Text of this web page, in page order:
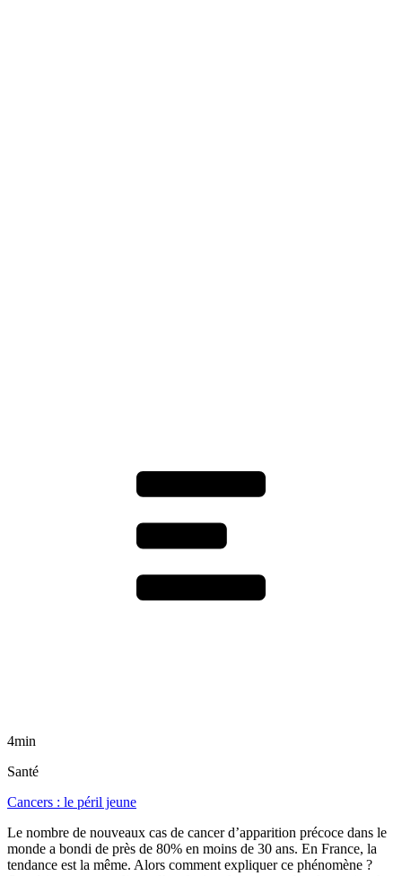
4min
Santé
Cancers : le péril jeune
Le nombre de nouveaux cas de cancer d’apparition précoce dans le
monde a bondi de près de 80% en moins de 30 ans. En France, la
tendance est la même. Alors comment expliquer ce phénomène ?